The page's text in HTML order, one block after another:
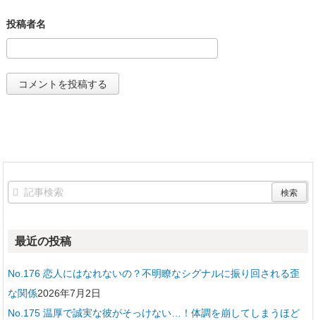
最近の投稿
No.176 恋人にはなれないの？不明瞭なシグナルに振り回される歪
な関係2026年7月2日
No.175 温厚で誠実な彼がそっけない…！体調を崩してしまうほど